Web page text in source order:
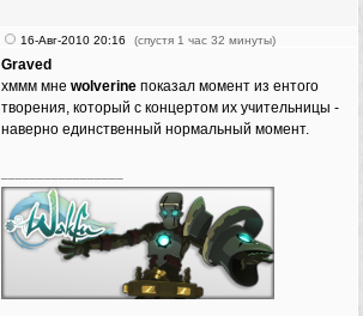
16-Авг-2010 20:16 (спустя 1 час 32 минуты)
Graved
хммм мне wolverine показал момент из ентого
творения, который с концертом их учительницы -
наверно единственный нормальный момент.